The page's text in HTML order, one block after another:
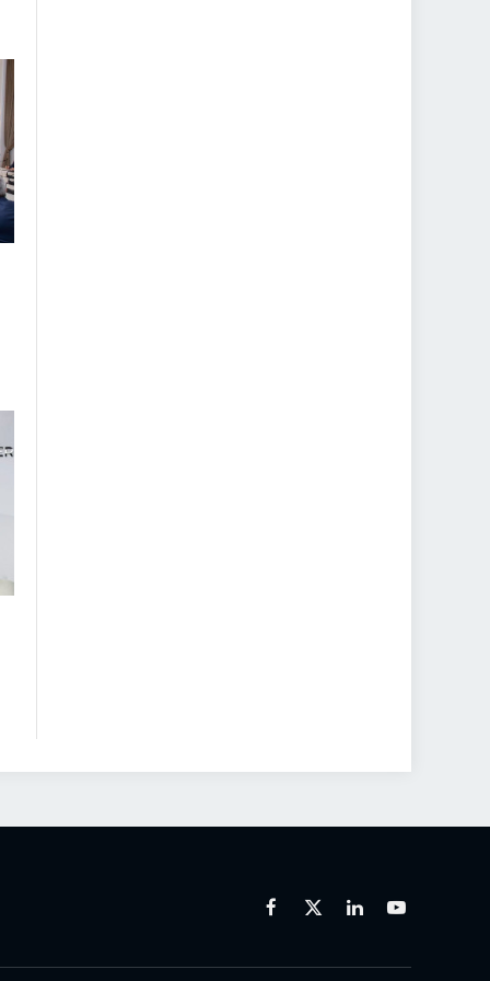
Facebook
X
LinkedinYoutube